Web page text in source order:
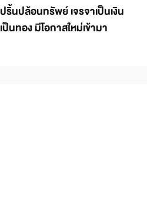
ปริ้นปล้อนทรัพย์ เจรจาเป็นเงิน
เป็นทอง มีโอกาสใหม่เข้ามา